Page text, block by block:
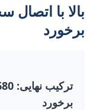
بالا با
برخورد
برخورد